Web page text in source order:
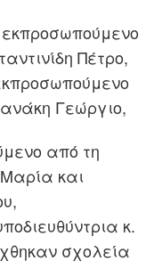
Πέτρο,
Γεώργιο,
από τη
και
κ.
σχολεία